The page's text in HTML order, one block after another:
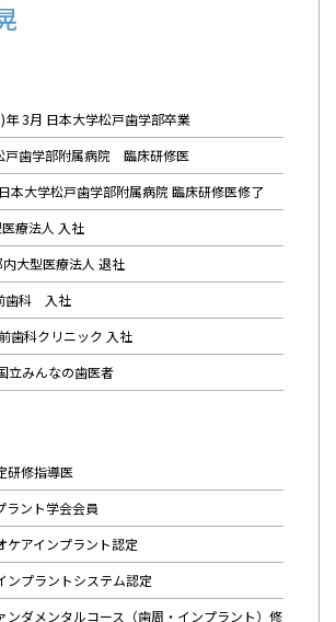
3月 日本大学松戸歯学部卒業
戸歯学部附属病院 臨床研修医
本大学松戸歯学部附属病院 臨床研修医修了
療法人 入社
大型医療法人 退社
歯科 入社
歯科クリニック 入社
立みんなの歯医者
研修指導医
ラント学会会員
ケアインプラント認定
ンプラントシステム認定
ンダメンタルコース（歯周・インプラント）修